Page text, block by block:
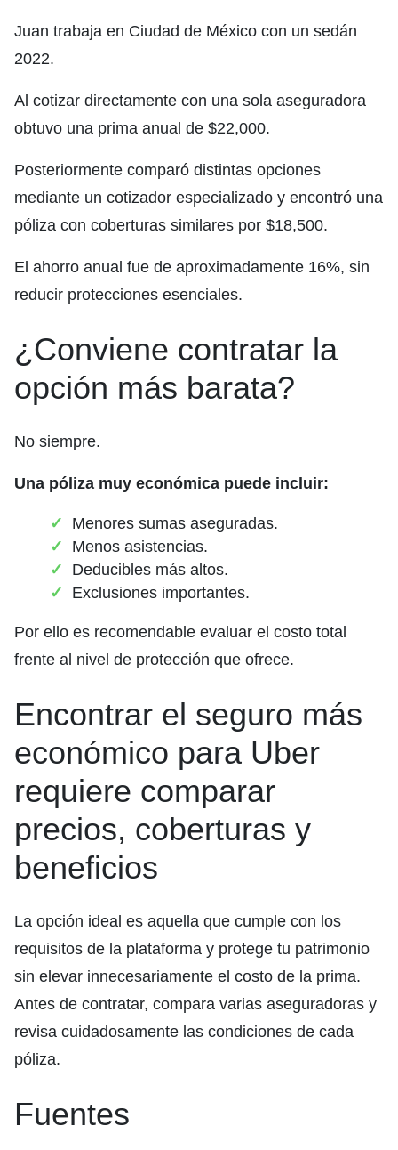
Juan trabaja en Ciudad de México con un sedán
2022.
Al cotizar directamente con una sola aseguradora
obtuvo una prima anual de $22,000.
Posteriormente comparó distintas opciones
mediante un cotizador especializado y encontró una
póliza con coberturas similares por $18,500.
El ahorro anual fue de aproximadamente 16%, sin
reducir protecciones esenciales.
¿Conviene contratar la
opción más barata?
No siempre.
Una póliza muy económica puede incluir:
Menores sumas aseguradas.
Menos asistencias.
Deducibles más altos.
Exclusiones importantes.
Por ello es recomendable evaluar el costo total
frente al nivel de protección que ofrece.
Encontrar el seguro más
económico para Uber
requiere comparar
precios, coberturas y
beneficios
La opción ideal es aquella que cumple con los
requisitos de la plataforma y protege tu patrimonio
sin elevar innecesariamente el costo de la prima.
Antes de contratar, compara varias aseguradoras y
revisa cuidadosamente las condiciones de cada
póliza.
Fuentes